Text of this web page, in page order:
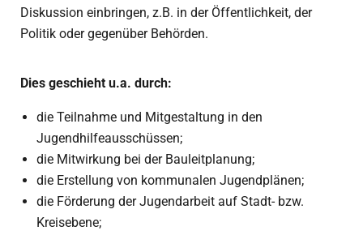
Diskussion einbringen, z.B. in der Öffentlichkeit, der
Politik oder gegenüber Behörden.
Dies geschieht u.a. durch:
die Teilnahme und Mitgestaltung in den
Jugendhilfeausschüssen;
die Mitwirkung bei der Bauleitplanung;
die Erstellung von kommunalen Jugendplänen;
die Förderung der Jugendarbeit auf Stadt- bzw.
Kreisebene;